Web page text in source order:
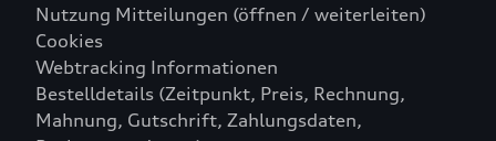
Nutzung Mitteilungen (öffnen / weiterleiten)
Cookies
Webtracking Informationen
Bestelldetails (Zeitpunkt, Preis, Rechnung,
Mahnung, Gutschrift, Zahlungsdaten,